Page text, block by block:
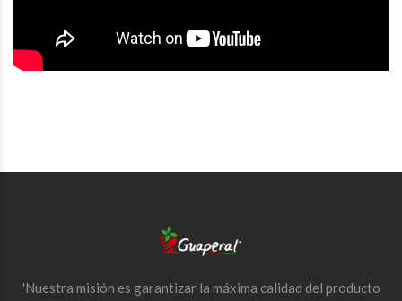
'Nuestra misión es garantizar la máxima calidad del producto